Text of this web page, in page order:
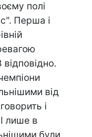
полі
Перша і
від
і
лише в